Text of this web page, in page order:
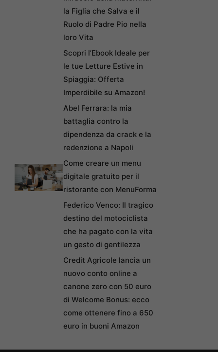
la Figlia che Salva e il
Ruolo di Padre Pio nella
loro Vita
Scopri l’Ebook Ideale per
le tue Letture Estive in
Spiaggia: Offerta
Imperdibile su Amazon!
Abel Ferrara: la mia
battaglia contro la
dipendenza da crack e la
redenzione a Napoli
Come creare un menu
digitale gratuito per il
ristorante con MenuForma
Federico Venco: Il tragico
destino del motociclista
che ha pagato con la vita
un gesto di gentilezza
Credit Agricole lancia un
nuovo conto online a
canone zero con 50 euro
di Welcome Bonus: ecco
come ottenere fino a 650
euro in buoni Amazon